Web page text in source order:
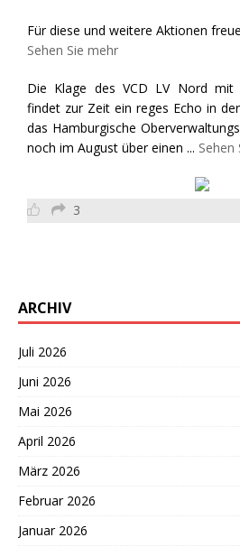
Für diese und weitere Aktionen
Sehen Sie mehr
Die Klage des VCD LV Nord mit
findet zur Zeit ein reges Echo in
das Hamburgische
noch im August über einen ... Sehen
3
ARCHIV
Juli 2026
Juni 2026
Mai 2026
April 2026
März 2026
Februar 2026
Januar 2026